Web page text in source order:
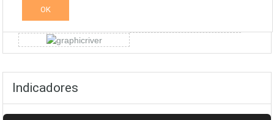
Indicadores